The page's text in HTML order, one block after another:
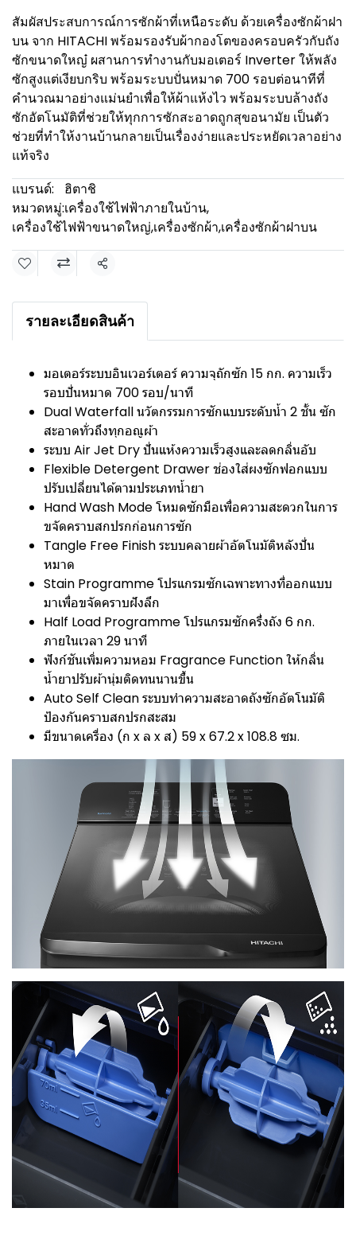
สัมผัสประสบการณ์การซักผ้าที่เหนือระดับ ด้วยเครื่องซักผ้าฝา
บน จาก HITACHI พร้อมรองรับผ้ากองโตของครอบครัวกับถัง
ซักขนาดใหญ๋ ผสานการทำงานกับมอเตอร์ Inverter ให้พลัง
ซักสูงแต่เงียบกริบ พร้อมระบบปั่นหมาด 700 รอบต่อนาทีที่
คำนวณมาอย่างแม่นยำเพื่อให้ผ้าแห้งไว พร้อมระบบล้างถัง
ซักอัตโนมัติที่ช่วยให้ทุกการซักสะอาดถูกสุขอนามัย เป็นตัว
ช่วยที่ทำให้งานบ้านกลายเป็นเรื่องง่ายและประหยัดเวลาอย่าง
แท้จริง
แบรนด์:
ฮิตาชิ
หมวดหมู่:เครื่องใช้ไฟฟ้าภายในบ้าน,
เครื่องใช้ไฟฟ้าขนาดใหญ่,เครื่องซักผ้า,เครื่องซักผ้าฝาบน
แชร์
รายละเอียดสินค้า
มอเตอร์ระบบอินเวอร์เตอร์ ความจุถักซัก 15 กก. ความเร็ว
รอบปั่นหมาด 700 รอบ/นาที
Dual Waterfall นวัตกรรมการซักแบบระดับน้ำ 2 ชั้น ซัก
สะอาดทั่วถึงทุกอณูผ้า
ระบบ Air Jet Dry ปั่นแห้งความเร็วสูงและลดกลิ่นอับ
Flexible Detergent Drawer ช่องใส่ผงซักฟอกแบบ
ปรับเปลี่ยนได้ตามประเภทน้ำยา
Hand Wash Mode โหมดซักมือเพื่อความสะดวกในการ
ขจัดคราบสกปรกก่อนการซัก
Tangle Free Finish ระบบคลายผ้าอัตโนมัติหลังปั่น
หมาด
Stain Programme โปรแกรมซักเฉพาะทางที่ออกแบบ
มาเพื่อขจัดคราบฝังลึก
Half Load Programme โปรแกรมซักครึ่งถัง 6 กก.
ภายในเวลา 29 นาที
ฟังก์ชันเพิ่มความหอม Fragrance Function ให้กลิ่น
น้ำยาปรับผ้านุ่มติดทนนานขึ้น
Auto Self Clean ระบบทำความสะอาดถังซักอัตโนมัติ
ป้องกันคราบสกปรกสะสม
มีขนาดเครื่อง (ก x ล x ส) 59 x 67.2 x 108.8 ซม.